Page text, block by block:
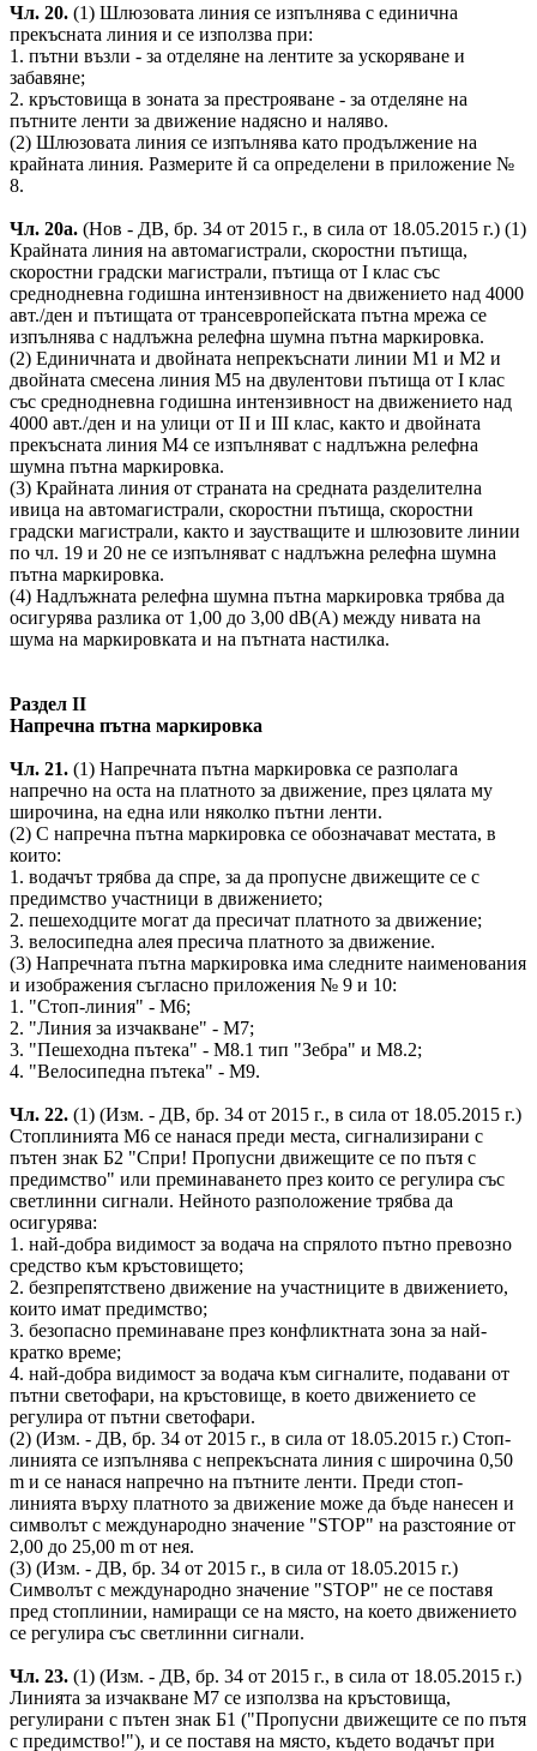
Чл. 20. (1) Шлюзовата линия се изпълнява с единична
прекъсната линия и се използва при:
1. пътни възли - за отделяне на лентите за ускоряване и
забавяне;
2. кръстовища в зоната за престрояване - за отделяне на
пътните ленти за движение надясно и наляво.
(2) Шлюзовата линия се изпълнява като продължение на
крайната линия. Размерите й са определени в приложение №
8.
Чл. 20а. (Нов - ДВ, бр. 34 от 2015 г., в сила от 18.05.2015 г.) (1)
Крайната линия на автомагистрали, скоростни пътища,
скоростни градски магистрали, пътища от I клас със
среднодневна годишна интензивност на движението над 4000
авт./ден и пътищата от трансевропейската пътна мрежа се
изпълнява с надлъжна релефна шумна пътна маркировка.
(2) Единичната и двойната непрекъснати линии М1 и М2 и
двойната смесена линия М5 на двулентови пътища от I клас
със среднодневна годишна интензивност на движението над
4000 авт./ден и на улици от II и III клас, както и двойната
прекъсната линия М4 се изпълняват с надлъжна релефна
шумна пътна маркировка.
(3) Крайната линия от страната на средната разделителна
ивица на автомагистрали, скоростни пътища, скоростни
градски магистрали, както и заустващите и шлюзовите линии
по чл. 19 и 20 не се изпълняват с надлъжна релефна шумна
пътна маркировка.
(4) Надлъжната релефна шумна пътна маркировка трябва да
осигурява разлика от 1,00 до 3,00 dB(A) между нивата на
шума на маркировката и на пътната настилка.
Раздел II
Напречна пътна маркировка
Чл. 21. (1) Напречната пътна маркировка се разполага
напречно на оста на платното за движение, през цялата му
широчина, на една или няколко пътни ленти.
(2) С напречна пътна маркировка се обозначават местата, в
които:
1. водачът трябва да спре, за да пропусне движещите се с
предимство участници в движението;
2. пешеходците могат да пресичат платното за движение;
3. велосипедна алея пресича платното за движение.
(3) Напречната пътна маркировка има следните наименования
и изображения съгласно приложения № 9 и 10:
1. "Стоп-линия" - М6;
2. "Линия за изчакване" - М7;
3. "Пешеходна пътека" - М8.1 тип "Зебра" и М8.2;
4. "Велосипедна пътека" - М9.
Чл. 22. (1) (Изм. - ДВ, бр. 34 от 2015 г., в сила от 18.05.2015 г.)
Стоплинията М6 се нанася преди места, сигнализирани с
пътен знак Б2 "Спри! Пропусни движещите се по пътя с
предимство" или преминаването през които се регулира със
светлинни сигнали. Нейното разположение трябва да
осигурява:
1. най-добра видимост за водача на спрялото пътно превозно
средство към кръстовището;
2. безпрепятствено движение на участниците в движението,
които имат предимство;
3. безопасно преминаване през конфликтната зона за най-
кратко време;
4. най-добра видимост за водача към сигналите, подавани от
пътни светофари, на кръстовище, в което движението се
регулира от пътни светофари.
(2) (Изм. - ДВ, бр. 34 от 2015 г., в сила от 18.05.2015 г.) Стоп-
линията се изпълнява с непрекъсната линия с широчина 0,50
m и се нанася напречно на пътните ленти. Преди стоп-
линията върху платното за движение може да бъде нанесен и
символът с международно значение "STOP" на разстояние от
2,00 до 25,00 m от нея.
(3) (Изм. - ДВ, бр. 34 от 2015 г., в сила от 18.05.2015 г.)
Символът с международно значение "STOP" не се поставя
пред стоплинии, намиращи се на място, на което движението
се регулира със светлинни сигнали.
Чл. 23. (1) (Изм. - ДВ, бр. 34 от 2015 г., в сила от 18.05.2015 г.)
Линията за изчакване М7 се използва на кръстовища,
регулирани с пътен знак Б1 ("Пропусни движещите се по пътя
с предимство!"), и се поставя на място, където водачът при